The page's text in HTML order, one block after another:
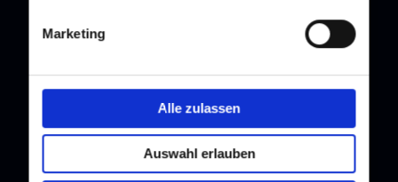
Marketing
Alle zulassen
Auswahl erlauben
Melden Sie sich bei unserem Newsletter an, und bleiben Sie